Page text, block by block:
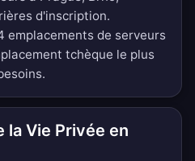
d'inscription.
emplacements de serveurs
tchèque le plus
la Vie Privée en